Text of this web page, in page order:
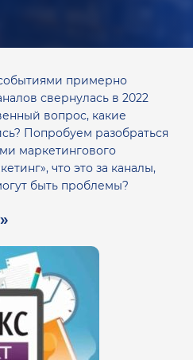
примерно
свернулась в 2022
вопрос, какие
Попробуем разобраться
маркетингового
что это за каналы,
быть проблемы?